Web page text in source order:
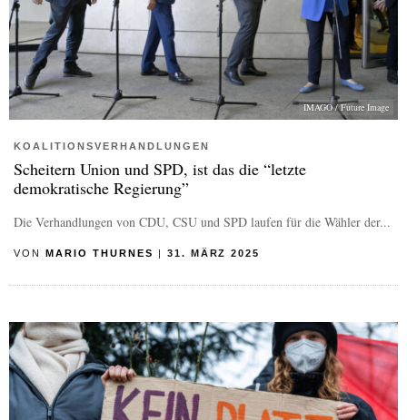
IMAGO / Future Image
KOALITIONSVERHANDLUNGEN
Scheitern Union und SPD, ist das die “letzte
demokratische Regierung”
Die Verhandlungen von CDU, CSU und SPD laufen für die Wähler der...
VON MARIO THURNES | 31. MÄRZ 2025